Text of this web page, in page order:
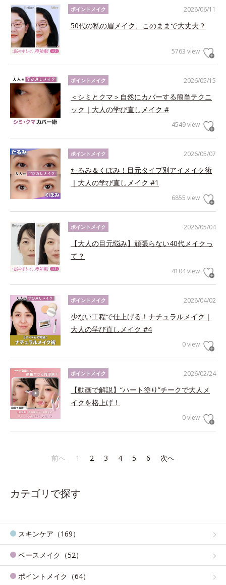
2026/06/11
ポイントメイク
50代の私の眉メイク、このままで大丈夫？
5763 view
2026/05/15
ポイントメイク
＜シミとクマ＞自然にカバーする簡単テクニ
ック｜大人の学び直しメイク #
4549 view
2026/05/07
ポイントメイク
たるみ＆くぼみ！目元タイプ別アイメイク術
｜大人の学び直しメイク #1
6855 view
2026/05/04
ポイントメイク
【大人の目元悩み】頑張らない40代メイクっ
て？
4104 view
2026/04/02
ポイントメイク
少ない工程で仕上げる！ナチュラルメイク｜
大人の学び直しメイク #4
0 view
2026/02/24
ポイントメイク
【動画で解説】“ハート塗り”チークで大人メ
イクを格上げ！
0 view
前へ 1 2 3 4 5 6 次へ
カテゴリで探す
スキンケア（169）
ベースメイク（52）
ポイントメイク（64）